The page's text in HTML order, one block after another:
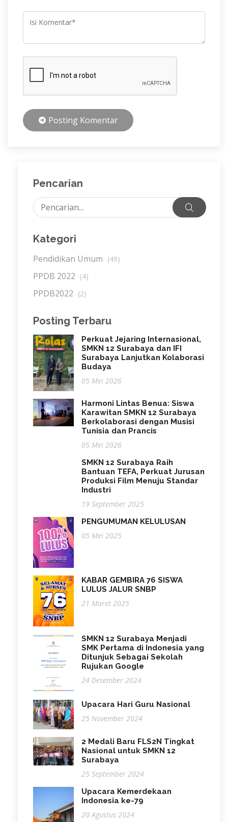
Posting Komentar
Pencarian
Kategori
Pendidikan Umum (49)
PPDB 2022 (4)
PPDB2022 (2)
Posting Terbaru
Perkuat Jejaring Internasional,
SMKN 12 Surabaya dan IFI
Surabaya Lanjutkan Kolaborasi
Budaya
05 Mei 2026
Harmoni Lintas Benua: Siswa
Karawitan SMKN 12 Surabaya
Berkolaborasi dengan Musisi
Tunisia dan Prancis
05 Mei 2026
SMKN 12 Surabaya Raih
Bantuan TEFA, Perkuat Jurusan
Produksi Film Menuju Standar
Industri
19 September 2025
PENGUMUMAN KELULUSAN
05 Mei 2025
KABAR GEMBIRA 76 SISWA
LULUS JALUR SNBP
21 Maret 2025
SMKN 12 Surabaya Menjadi
SMK Pertama di Indonesia yang
Ditunjuk Sebagai Sekolah
Rujukan Google
24 Desember 2024
Upacara Hari Guru Nasional
25 November 2024
2 Medali Baru FLS2N Tingkat
Nasional untuk SMKN 12
Surabaya
25 September 2024
Upacara Kemerdekaan
Indonesia ke-79
20 Agustus 2024